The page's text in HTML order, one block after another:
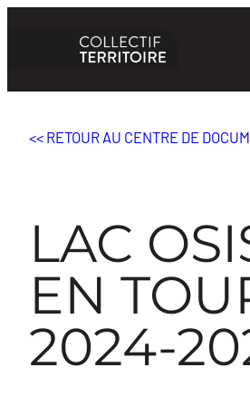
<< RETOUR AU CENTRE DE
LAC
EN
2024-